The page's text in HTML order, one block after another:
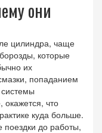
они
цилиндра, чаще
которые
их
попаданием
окажется, что
куда больше.
поездки до работы,